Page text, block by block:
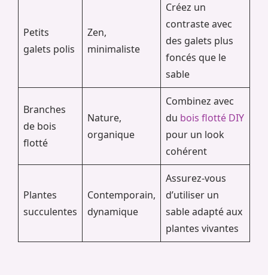
Petits
galets polis
Zen,
minimaliste
Créez un
contraste avec
des galets plus
foncés que le
sable
Branches
de bois
flotté
Nature,
organique
Combinez avec
du bois flotté DIY
pour un look
cohérent
Plantes
succulentes
Contemporain,
dynamique
Assurez-vous
d’utiliser un
sable adapté aux
plantes vivantes